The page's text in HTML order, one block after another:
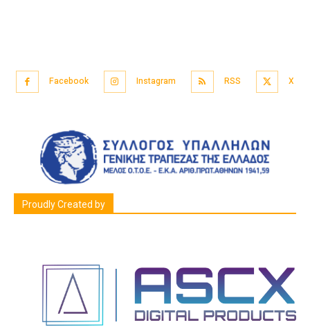
Facebook Instagram RSS X
Proudly Created by